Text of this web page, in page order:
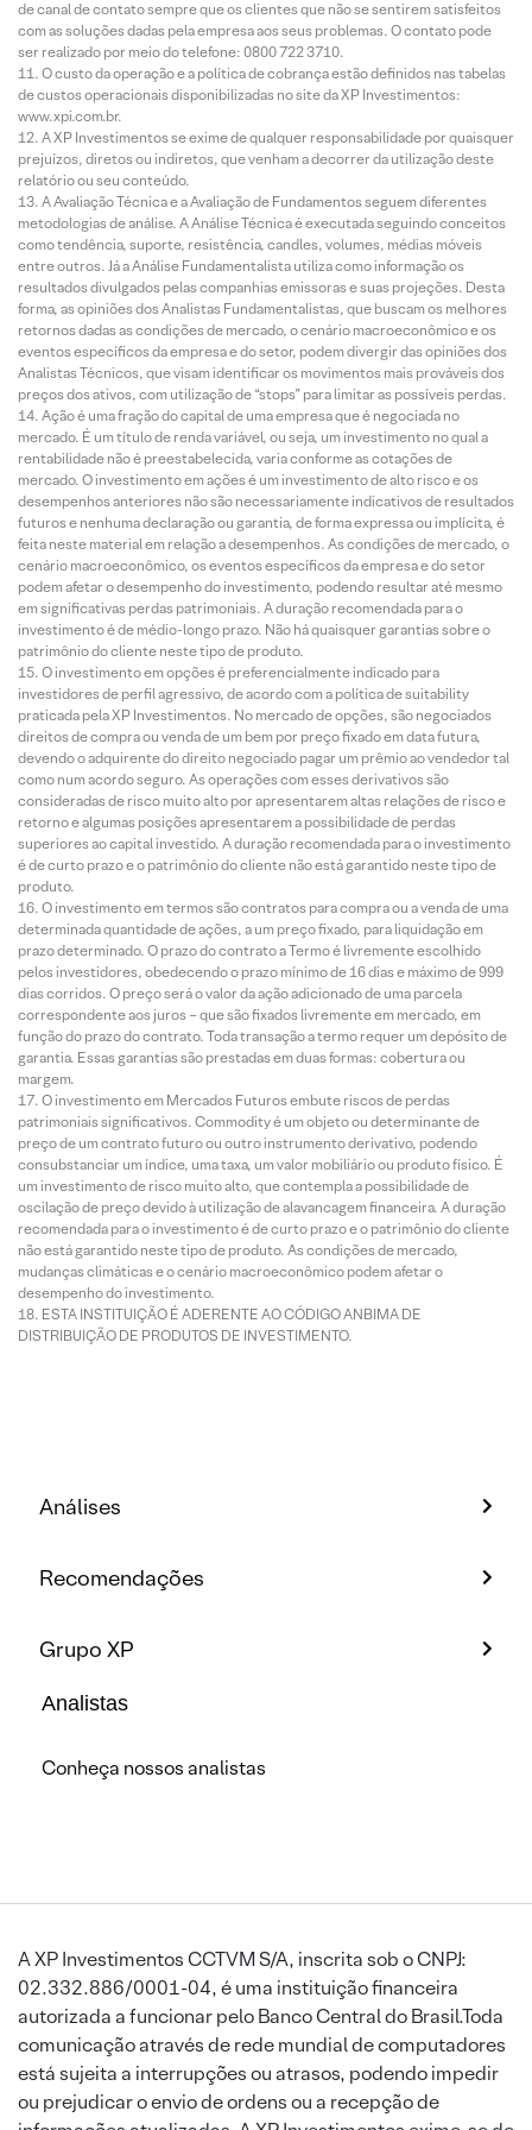
de canal de contato sempre que os clientes que não se sentirem satisfeitos
com as soluções dadas pela empresa aos seus problemas. O contato pode
ser realizado por meio do telefone: 0800 722 3710.
O custo da operação e a política de cobrança estão definidos nas tabelas
de custos operacionais disponibilizadas no site da XP Investimentos:
www.xpi.com.br.
A XP Investimentos se exime de qualquer responsabilidade por quaisquer
prejuízos, diretos ou indiretos, que venham a decorrer da utilização deste
relatório ou seu conteúdo.
A Avaliação Técnica e a Avaliação de Fundamentos seguem diferentes
metodologias de análise. A Análise Técnica é executada seguindo conceitos
como tendência, suporte, resistência, candles, volumes, médias móveis
entre outros. Já a Análise Fundamentalista utiliza como informação os
resultados divulgados pelas companhias emissoras e suas projeções. Desta
forma, as opiniões dos Analistas Fundamentalistas, que buscam os melhores
retornos dadas as condições de mercado, o cenário macroeconômico e os
eventos específicos da empresa e do setor, podem divergir das opiniões dos
Analistas Técnicos, que visam identificar os movimentos mais prováveis dos
preços dos ativos, com utilização de “stops” para limitar as possíveis perdas.
Ação é uma fração do capital de uma empresa que é negociada no
mercado. É um título de renda variável, ou seja, um investimento no qual a
rentabilidade não é preestabelecida, varia conforme as cotações de
mercado. O investimento em ações é um investimento de alto risco e os
desempenhos anteriores não são necessariamente indicativos de resultados
futuros e nenhuma declaração ou garantia, de forma expressa ou implícita, é
feita neste material em relação a desempenhos. As condições de mercado, o
cenário macroeconômico, os eventos específicos da empresa e do setor
podem afetar o desempenho do investimento, podendo resultar até mesmo
em significativas perdas patrimoniais. A duração recomendada para o
investimento é de médio-longo prazo. Não há quaisquer garantias sobre o
patrimônio do cliente neste tipo de produto.
O investimento em opções é preferencialmente indicado para
investidores de perfil agressivo, de acordo com a política de suitability
praticada pela XP Investimentos. No mercado de opções, são negociados
direitos de compra ou venda de um bem por preço fixado em data futura,
devendo o adquirente do direito negociado pagar um prêmio ao vendedor tal
como num acordo seguro. As operações com esses derivativos são
consideradas de risco muito alto por apresentarem altas relações de risco e
retorno e algumas posições apresentarem a possibilidade de perdas
superiores ao capital investido. A duração recomendada para o investimento
é de curto prazo e o patrimônio do cliente não está garantido neste tipo de
produto.
O investimento em termos são contratos para compra ou a venda de uma
determinada quantidade de ações, a um preço fixado, para liquidação em
prazo determinado. O prazo do contrato a Termo é livremente escolhido
pelos investidores, obedecendo o prazo mínimo de 16 dias e máximo de 999
dias corridos. O preço será o valor da ação adicionado de uma parcela
correspondente aos juros – que são fixados livremente em mercado, em
função do prazo do contrato. Toda transação a termo requer um depósito de
garantia. Essas garantias são prestadas em duas formas: cobertura ou
margem.
O investimento em Mercados Futuros embute riscos de perdas
patrimoniais significativos. Commodity é um objeto ou determinante de
preço de um contrato futuro ou outro instrumento derivativo, podendo
consubstanciar um índice, uma taxa, um valor mobiliário ou produto físico. É
um investimento de risco muito alto, que contempla a possibilidade de
oscilação de preço devido à utilização de alavancagem financeira. A duração
recomendada para o investimento é de curto prazo e o patrimônio do cliente
não está garantido neste tipo de produto. As condições de mercado,
mudanças climáticas e o cenário macroeconômico podem afetar o
desempenho do investimento.
ESTA INSTITUIÇÃO É ADERENTE AO CÓDIGO ANBIMA DE
DISTRIBUIÇÃO DE PRODUTOS DE INVESTIMENTO.
Análises
Recomendações
Grupo XP
Analistas
Conheça nossos analistas
A XP Investimentos CCTVM S/A, inscrita sob o CNPJ:
02.332.886/0001-04, é uma instituição financeira
autorizada a funcionar pelo Banco Central do Brasil.Toda
comunicação através de rede mundial de computadores
está sujeita a interrupções ou atrasos, podendo impedir
ou prejudicar o envio de ordens ou a recepção de